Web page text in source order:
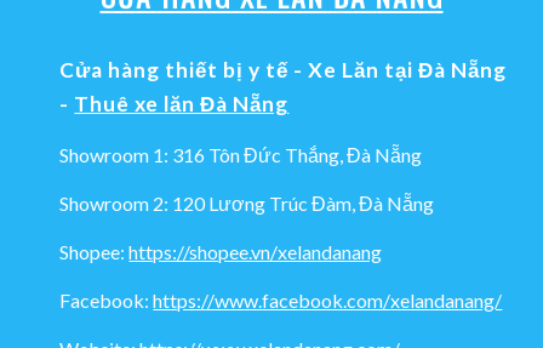
Cửa hàng thiết bị y tế - Xe Lăn tại Đà Nẵng
- Thuê xe lăn Đà Nẵng
Showroom 1: 316 Tôn Đức Thắng, Đà Nẵng
Showroom 2: 120 Lương Trúc Đàm, Đà Nẵng
Shopee: https://shopee.vn/xelandanang
Facebook:https://www.facebook.com/xelandanang/